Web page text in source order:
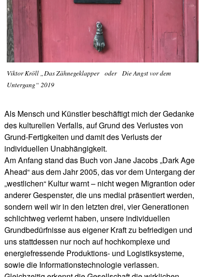
Viktor Kröll „Das Zähnegeklapper oder Die Angst vor dem
Untergang“ 2019
Als Mensch und Künstler beschäftigt mich der Gedanke
des kulturellen Verfalls, auf Grund des Verlustes von
Grund-Fertigkeiten und damit des Verlusts der
individuellen Unabhängigkeit.
Am Anfang stand das Buch von Jane Jacobs „Dark Age
Ahead“ aus dem Jahr 2005, das vor dem Untergang der
„westlichen“ Kultur warnt – nicht wegen Migrantion oder
anderer Gespenster, die uns medial präsentiert werden,
sondern weil wir in den letzten drei, vier Generationen
schlichtweg verlernt haben, unsere individuellen
Grundbedürfnisse aus eigener Kraft zu befriedigen und
uns stattdessen nur noch auf hochkomplexe und
energiefressende Produktions- und Logistiksysteme,
sowie die Informationstechnologie verlassen.